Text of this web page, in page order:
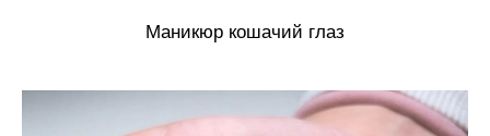
Маникюр кошачий глаз